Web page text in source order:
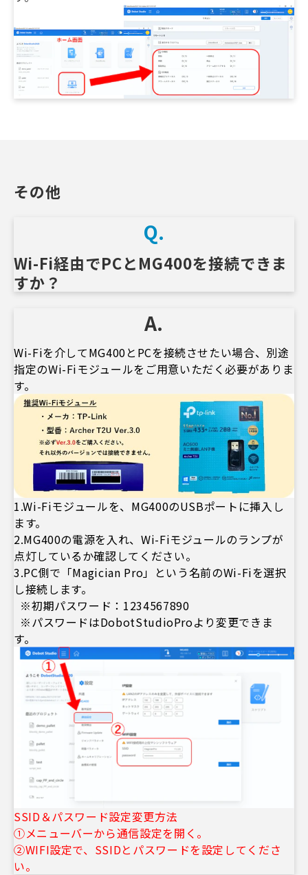
その他
Q.
Wi-Fi経由でPCとMG400を接続できま
すか？
A.
Wi-Fiを介してMG400とPCを接続させたい場合、別途
指定のWi-Fiモジュールをご用意いただく必要がありま
す。
1.Wi-Fiモジュールを、MG400のUSBポートに挿入し
ます。
2.MG400の電源を入れ、Wi-Fiモジュールのランプが
点灯しているか確認してください。
3.PC側で「Magician Pro」という名前のWi-Fiを選択
し接続します。
※初期パスワード：1234567890
※パスワードはDobotStudioProより変更できま
す。
SSID＆パスワード設定変更方法
①メニューバーから通信設定を開く。
②WIFI設定で、SSIDとパスワードを設定してくださ
い。